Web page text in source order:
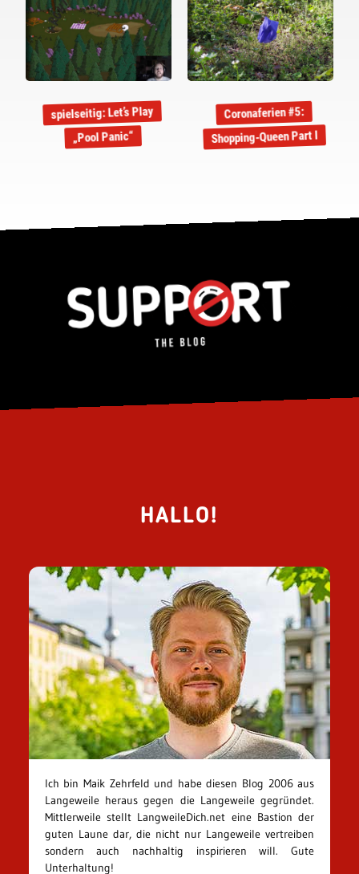
spielseitig: Let’s Play
„Pool Panic“
Coronaferien #5:
Shopping-Queen Part I
HALLO!
Ich bin Maik Zehrfeld und habe diesen Blog 2006 aus
Langeweile heraus gegen die Langeweile gegründet.
Mittlerweile stellt LangweileDich.net eine Bastion der
guten Laune dar, die nicht nur Langeweile vertreiben
sondern auch nachhaltig inspirieren will. Gute
Unterhaltung!